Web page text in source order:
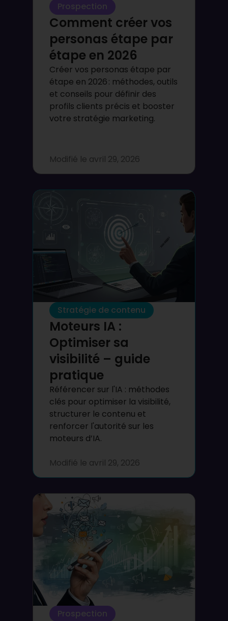
Prospection
Comment créer vos
personas étape par
étape en 2026
Créer vos personas étape par
étape en 2026 : méthodes, outils
et conseils pour définir des
profils clients précis et booster
votre stratégie marketing.
Modifié le avril 29, 2026
Stratégie de contenu
Moteurs IA :
Optimiser sa
visibilité – guide
pratique
Référencer sur l'IA : méthodes
clés pour optimiser la visibilité,
structurer le contenu et
renforcer l'autorité sur les
moteurs d’IA.
Modifié le avril 29, 2026
Prospection